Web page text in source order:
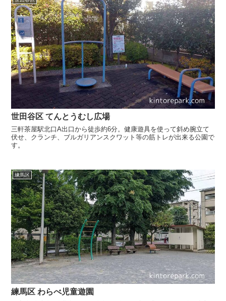
世田谷区 てんとうむし広場
三軒茶屋駅北口A出口から徒歩約6分。健康遊具を使って斜め腕立て
伏せ、クランチ、ブルガリアンスクワット等の筋トレが出来る公園で
す。
練馬区
練馬区 わらべ児童遊園